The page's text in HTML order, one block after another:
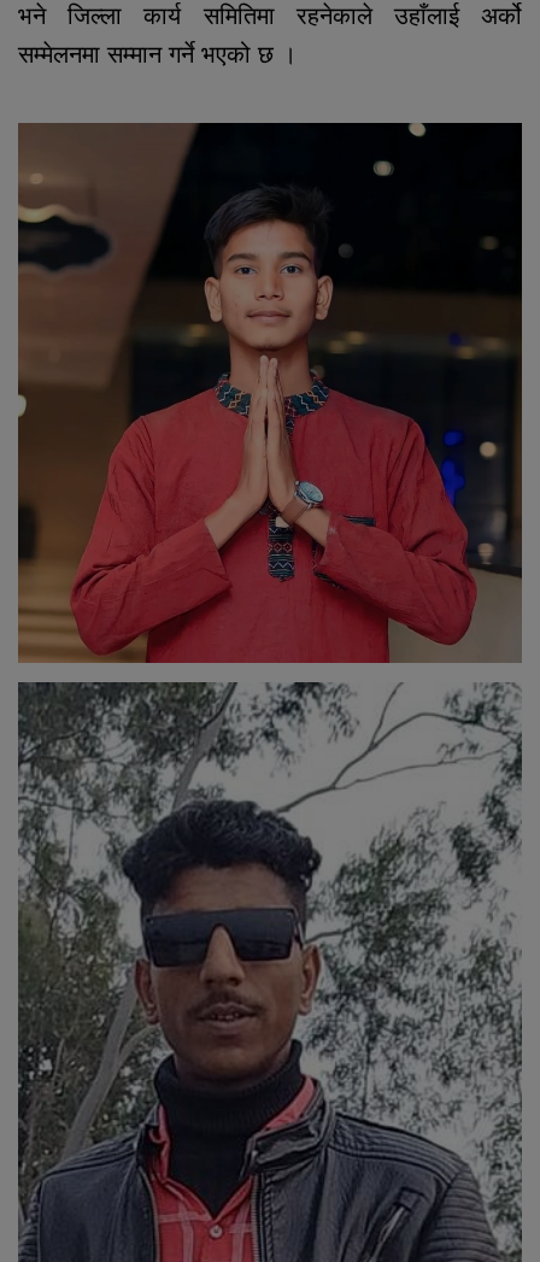
भने जिल्ला कार्य समितिमा रहनेकाले उहाँलाई अर्को
सम्मेलनमा सम्मान गर्ने भएको छ ।